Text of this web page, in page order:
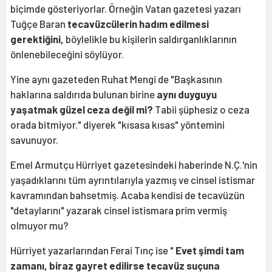
biçimde gösteriyorlar. Örneğin Vatan gazetesi yazarı
Tuğçe Baran tecavüzcülerin hadım edilmesi
gerektiğini, böylelikle bu kişilerin saldırganlıklarının
önlenebileceğini söylüyor.
Yine aynı gazeteden Ruhat Mengi de "Başkasının
haklarına saldırıda bulunan birine aynı duyguyu
yaşatmak güzel ceza değil mi? Tabii şüphesiz o ceza
orada bitmiyor." diyerek "kısasa kısas" yöntemini
savunuyor.
Emel Armutçu Hürriyet gazetesindeki haberinde N.Ç.'nin
yaşadıklarını tüm ayrıntılarıyla yazmış ve cinsel istismar
kavramından bahsetmiş. Acaba kendisi de tecavüzün
"detaylarını" yazarak cinsel istismara prim vermiş
olmuyor mu?
Hürriyet yazarlarından Ferai Tınç ise " Evet şimdi tam
zamanı, biraz gayret edilirse tecavüz suçuna